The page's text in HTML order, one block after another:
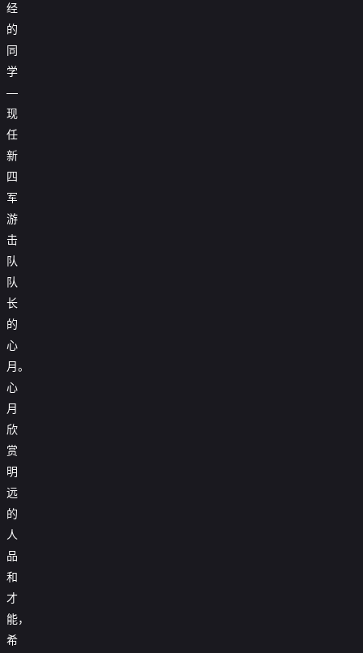
经
的
同
学
—
现
任
新
四
军
游
击
队
队
长
的
心
月。
心
月
欣
赏
明
远
的
人
品
和
才
能，
希